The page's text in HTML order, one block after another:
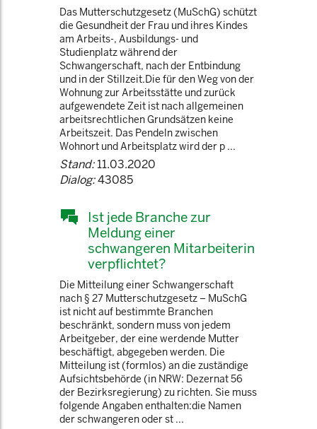
Das Mutterschutzgesetz (MuSchG) schützt
die Gesundheit der Frau und ihres Kindes
am Arbeits-, Ausbildungs- und
Studienplatz während der
Schwangerschaft, nach der Entbindung
und in der Stillzeit.Die für den Weg von der
Wohnung zur Arbeitsstätte und zurück
aufgewendete Zeit ist nach allgemeinen
arbeitsrechtlichen Grundsätzen keine
Arbeitszeit. Das Pendeln zwischen
Wohnort und Arbeitsplatz wird der p ...
Stand:11.03.2020
Dialog:43085
Ist jede Branche zur
Meldung einer
schwangeren Mitarbeiterin
verpflichtet?
Die Mitteilung einer Schwangerschaft
nach § 27 Mutterschutzgesetz – MuSchG
ist nicht auf bestimmte Branchen
beschränkt, sondern muss von jedem
Arbeitgeber, der eine werdende Mutter
beschäftigt, abgegeben werden. Die
Mitteilung ist (formlos) an die zuständige
Aufsichtsbehörde (in NRW: Dezernat 56
der Bezirksregierung) zu richten. Sie muss
folgende Angaben enthalten:die Namen
der schwangeren oder st ...